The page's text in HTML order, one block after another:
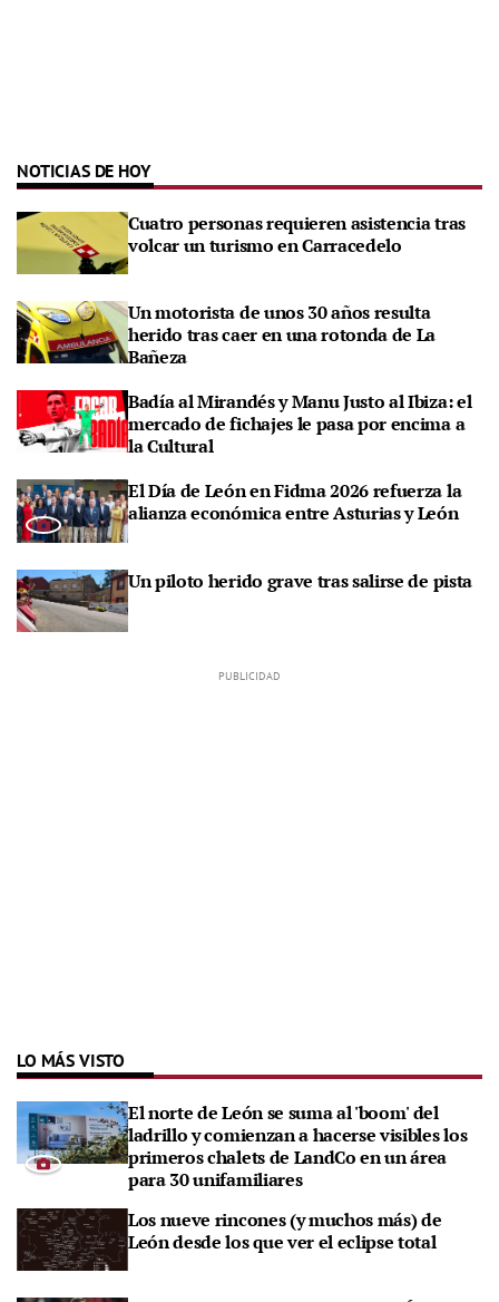
NOTICIAS DE HOY
Cuatro personas requieren asistencia tras
volcar un turismo en Carracedelo
Un motorista de unos 30 años resulta
herido tras caer en una rotonda de La
Bañeza
Badía al Mirandés y Manu Justo al Ibiza: el
mercado de fichajes le pasa por encima a
la Cultural
El Día de León en Fidma 2026 refuerza la
alianza económica entre Asturias y León
Un piloto herido grave tras salirse de pista
LO MÁS VISTO
El norte de León se suma al 'boom' del
ladrillo y comienzan a hacerse visibles los
primeros chalets de LandCo en un área
para 30 unifamiliares
Los nueve rincones (y muchos más) de
León desde los que ver el eclipse total